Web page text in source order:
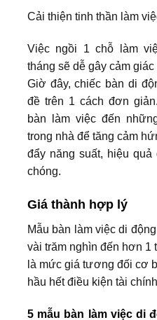
Cải thiện tinh thần làm
Việc ngồi 1 chỗ làm
tháng sẽ dễ gây cảm
Giờ đây, chiếc bàn di
đề trên 1 cách đơn
bàn làm việc đến
trong nhà để tăng cảm
đẩy năng suất, hiệu
chóng.
Giá thành hợp lý
Mẫu bàn làm việc di
vài trăm nghìn đến hơn 1
là mức giá tương đối cơ
hầu hết điều kiện tài
5 mẫu bàn làm việc di